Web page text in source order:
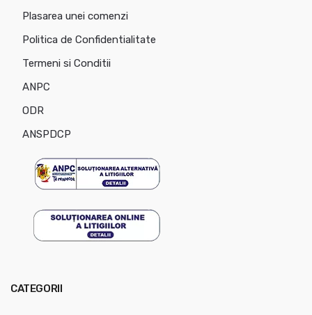
Plasarea unei comenzi
Politica de Confidentialitate
Termeni si Conditii
ANPC
ODR
ANSPDCP
CATEGORII